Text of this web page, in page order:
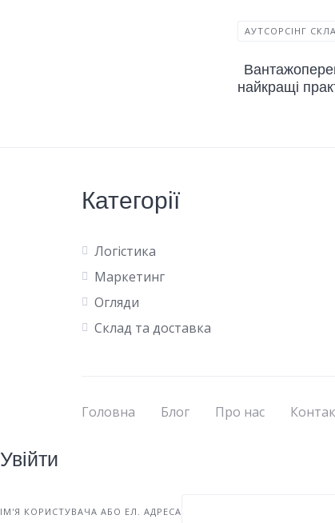
АУТСОРСІНГ
найкращі
Категорії
Логістика
Маркетинг
Огляди
Склад та доставка
Головна Блог Про нас
Увійти
ІМ'Я КОРИСТУВАЧА АБО ЕЛ. АДРЕСА